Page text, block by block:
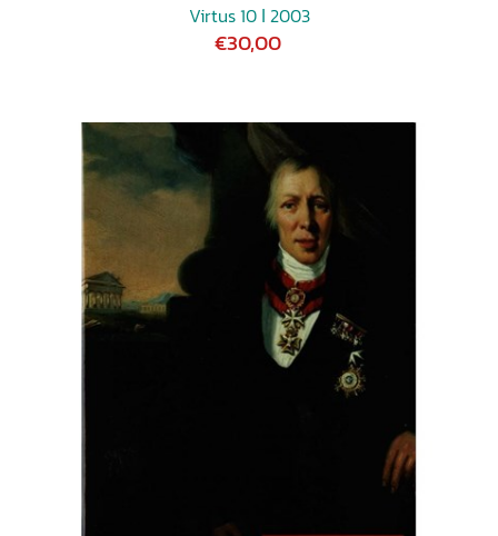
Virtus 10 ǀ 2003
€30,00